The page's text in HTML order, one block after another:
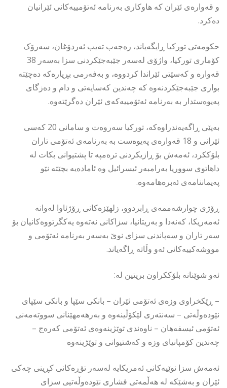
و قەوارەی ئێران کە هاوکاری بەرنامە ئەتۆمییەکانی ئێرانیان
دەکرد.
حکومەتی تورکیا ڕایگەیاند، رەجەب تەیب ئەردۆغان، سەرۆک
کۆماری تورکیا، واژۆی لەسەر جێبەجێکردنی سزا بەسەر 38
قەوارە و کەسێتی ئێراندا کردووە، و بەفەرمی بڕیارەکە دەچێتە
بواری جێبەجێکردنەوە کە چەندین کەسایەتی و دام و دەزگای
پەیوەستدار بە بەرنامە ئەتۆمییەکەی ئێران دەگرێتەوە.
بەپێی ڕاگەیەندراوەکە، تورکیا سەروەت و سامانی 20 کەسی
ئێرانی و 18 قەوارەی پەیوەست بە بەرنامەی ئەتۆمی تاران
بلۆککرد، ئەمەش بۆ ڕازیکردنی ترەمپە تا پشتیوانی بکات له
داهاتوی سووریا بەرامبەر ئیسرائیل وە ئامادەیە بچێتە نێو
پەیماننامەی ئەبرەهامەوە.
ڕۆژی چوارشەممەی ڕابردوو، زلهێزەکانی ڕۆژئاوا لەوانە
ئەمەریکا، کەنەدا و بەریتانیا، سزاکانی نەتەوە یەکگرتووەکانیان بۆ
سەر تاران و سەپاندنی سزای نوێ بەسەر بەرنامە ئەتۆمی و
مووشەکییەکانی ئەو وڵاتە ڕاگەیاند.
ئەو شوێنانە بلۆککراون بریتین لە:
– ڕێکخراوی وزەی ئەتۆمی ئێران – بانکی سێپا و بانکی سێپای
نێودەوڵەتی – سەنتەری لێکۆڵینەوە و بەرهەمهێنانی سووتەمەنی
ئەتۆمی ئیسفەهان – ناوەندی توێژینەوەی ئەتۆمی کەرەج –
چەندین کۆمپانیای وزە و کەشتیوانی و توێژینەوە
ئەمەش سزا نوێیەکانی ئەمریکایە لەسەر تۆڕەکانی کڕینی چەکی
ئێران و بەشێکە لە هەڵمەتی فشاری نێودەوڵەتیی سزای